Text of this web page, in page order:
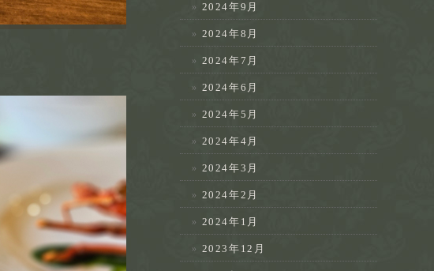
2024年9月
2024年8月
2024年7月
2024年6月
2024年5月
2024年4月
2024年3月
2024年2月
2024年1月
2023年12月